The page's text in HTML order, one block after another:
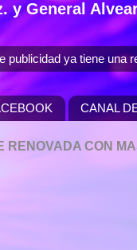
y General
publicidad ya tiene una
CANAL
CON